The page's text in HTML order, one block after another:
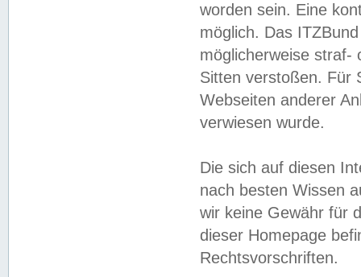
worden sein. Eine
möglich. Das
möglicherweise straf-
Sitten verstoßen. Für
Webseiten anderer
verwiesen wurde.
Die sich auf diesen
nach besten Wissen
wir keine Gewähr für
dieser Homepage
Rechtsvorschriften.